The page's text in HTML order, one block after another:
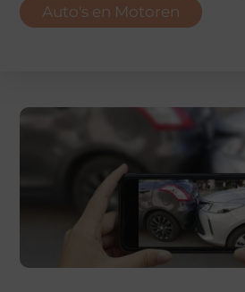
Auto's en Motoren